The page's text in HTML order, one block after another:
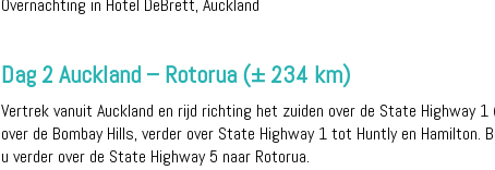
Overnachting in Hotel DeBrett, Auckland
Dag 2 Auckland – Rotorua (± 234 km)
Vertrek vanuit Auckland en rijd richting het zuiden over de State Highway
over de Bombay Hills, verder over State Highway 1 tot Huntly en
u verder over de State Highway 5 naar Rotorua.